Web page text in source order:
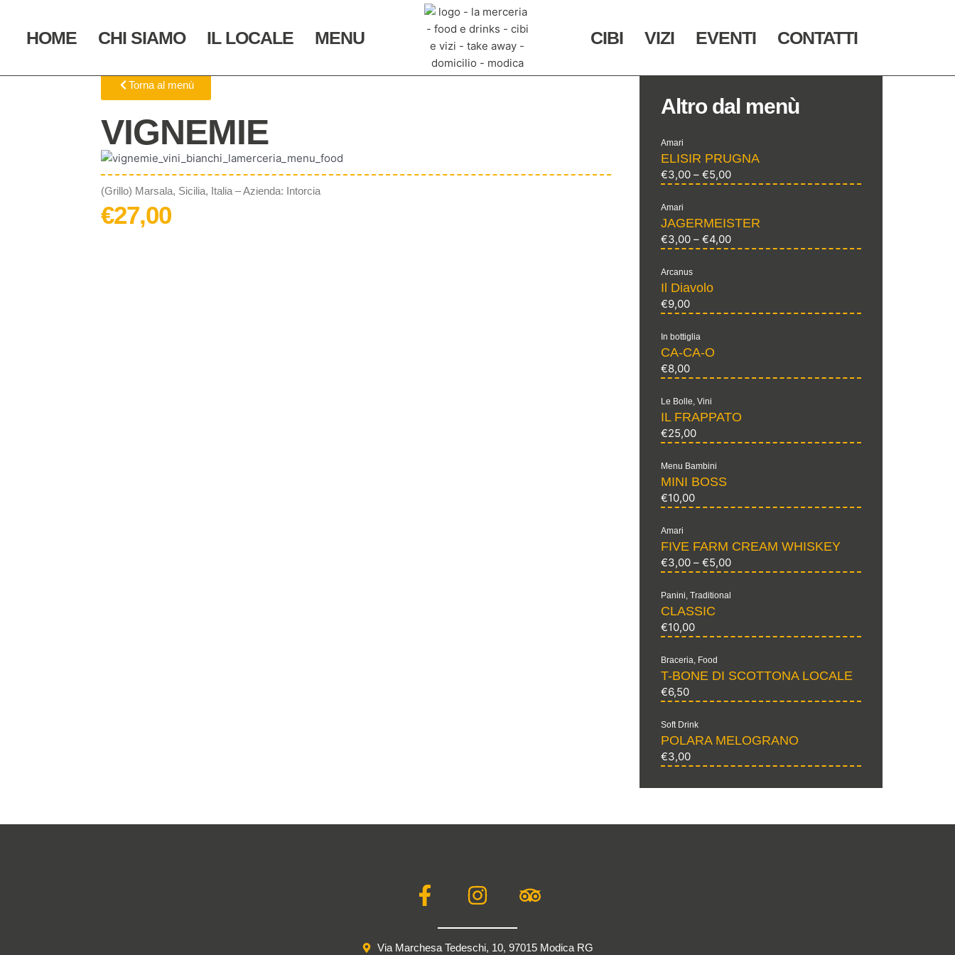
contenutoHOME CHI SIAMO IL LOCALE MENU CIBI VIZI EVENTI CONTATTI
Torna al menù
VIGNEMIE
(Grillo) Marsala, Sicilia, Italia – Azienda: Intorcia
€27,00
Altro dal menù
Amari
ELISIR PRUGNA
€3,00 – €5,00
Amari
JAGERMEISTER
€3,00 – €4,00
Arcanus
Il Diavolo
€9,00
In bottiglia
CA-CA-O
€8,00
Le Bolle, Vini
IL FRAPPATO
€25,00
Menu Bambini
MINI BOSS
€10,00
Amari
FIVE FARM CREAM WHISKEY
€3,00 – €5,00
Panini, Traditional
CLASSIC
€10,00
Braceria, Food
T-BONE DI SCOTTONA LOCALE
€6,50
Soft Drink
POLARA MELOGRANO
€3,00
F
a
e
I
n
s
t
T
r
p
Via Marchesa Tedeschi, 10, 97015 Modica RG